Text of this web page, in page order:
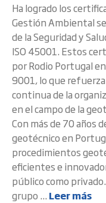
Ha logrado los
Gestión Ambiental
de la Seguridad y
ISO 45001. Estos
por Rodio Portugal
9001, lo que
continua de la
en el campo de la
Con más de 70 años
geotécnico en
procedimientos
eficientes e
público como
grupo ... Leer más